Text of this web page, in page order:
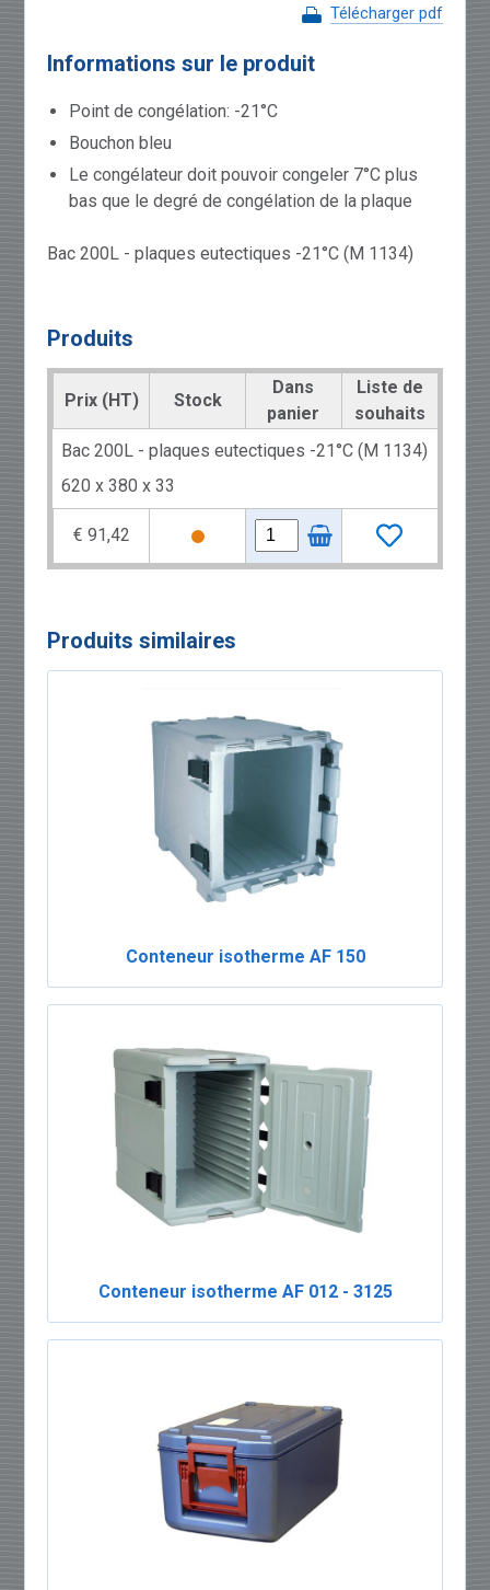
Télécharger pdf
Informations sur le produit
Point de congélation: -21°C
Bouchon bleu
Le congélateur doit pouvoir congeler 7°C plus
bas que le degré de congélation de la plaque
Bac 200L - plaques eutectiques -21°C (M 1134)
Produits
Prix (HT) Stock
Dans
panier
Liste de
souhaits
Bac 200L - plaques eutectiques -21°C (M 1134)
620 x 380 x 33
€ 91,42
Produits similaires
Conteneur isotherme AF 150
Conteneur isotherme AF 012 - 3125